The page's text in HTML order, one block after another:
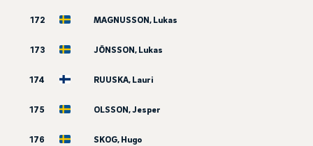
172 MAGNUSSON, Lukas
173 JÖNSSON, Lukas
174 RUUSKA, Lauri
175 OLSSON, Jesper
176 SKOG, Hugo